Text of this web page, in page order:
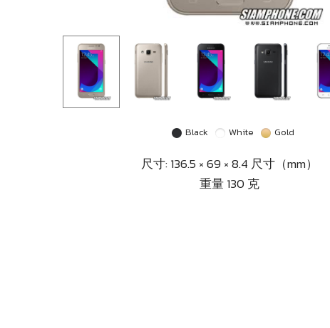
Black White Gold
尺寸: 136.5 × 69 × 8.4 尺寸（mm）
重量 130 克